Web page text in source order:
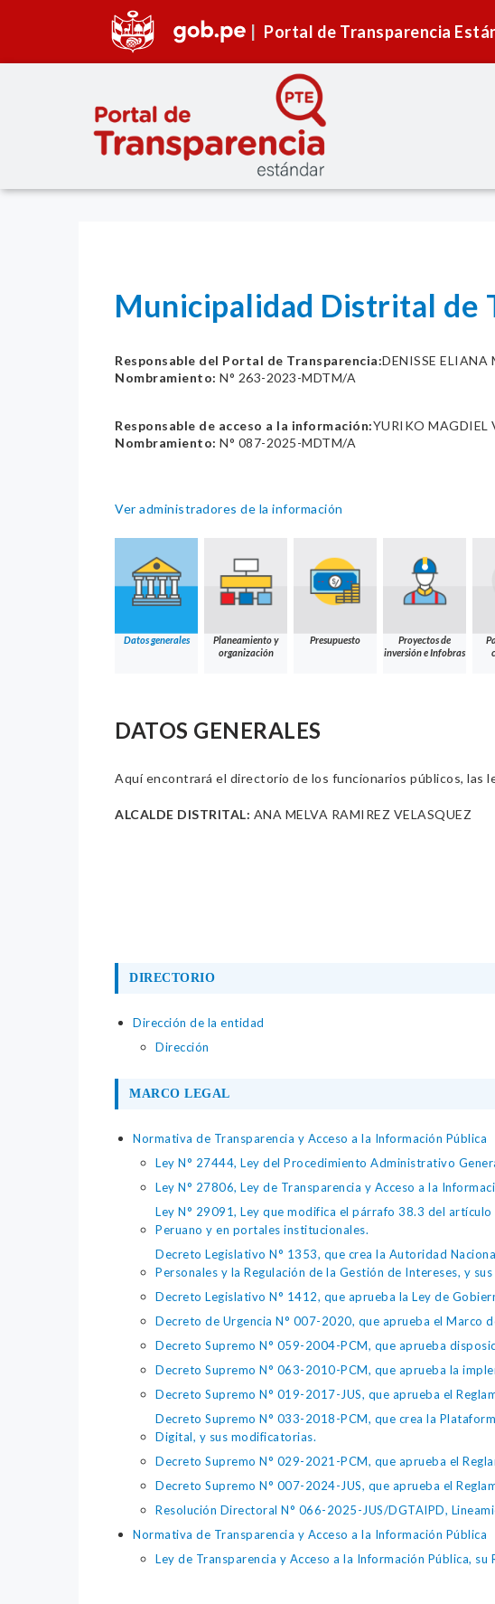
Portal de Transparencia
Municipalidad Distrital de
Responsable del Portal de Transparencia:DENISSE ELIANA
Nombramiento: N° 263-2023-MDTM/A
Responsable de acceso a la información:YURIKO MAGDIEL
Nombramiento: N° 087-2025-MDTM/A
Ver administradores de la información
Datos generales
Planeamiento y
organización
Presupuesto
Proyectos de
inversión e Infobras
DATOS GENERALES
Aquí encontrará el directorio de los funcionarios públicos, las
ALCALDE DISTRITAL: ANA MELVA RAMIREZ VELASQUEZ
DIRECTORIO
Dirección de la entidad
Dirección
MARCO LEGAL
Normativa de Transparencia y Acceso a la Información Pública
Ley N° 27444, Ley del Procedimiento Administrativo
Ley N° 27806, Ley de Transparencia y Acceso a la
Ley N° 29091, Ley que modifica el párrafo 38.3 del
Peruano y en portales institucionales.
Decreto Legislativo N° 1353, que crea la Autoridad
Personales y la Regulación de la Gestión de Intereses, y
Decreto Legislativo N° 1412, que aprueba la Ley de
Decreto de Urgencia N° 007-2020, que aprueba el Marco
Decreto Supremo N° 059-2004-PCM, que aprueba
Decreto Supremo N° 063-2010-PCM, que aprueba la
Decreto Supremo N° 019-2017-JUS, que aprueba el
Decreto Supremo N° 033-2018-PCM, que crea la
Digital, y sus modificatorias.
Decreto Supremo N° 029-2021-PCM, que aprueba el
Decreto Supremo N° 007-2024-JUS, que aprueba el
Resolución Directoral N° 066-2025-JUS/DGTAIPD,
Normativa de Transparencia y Acceso a la Información Pública
Ley de Transparencia y Acceso a la Información Pública,